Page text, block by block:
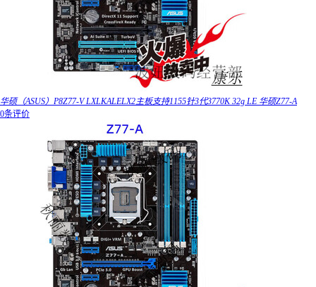
华硕（ASUS）P8Z77-V LXLKALELX2主板支持1155针3代3770K 32g LE 华硕Z77-A
0条评价